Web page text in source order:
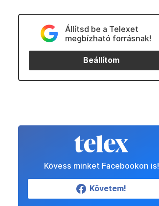
Állítsd be a Telexet
megbízható forrásnak!
Beállítom
Kövess minket Facebookon is!
Követem!